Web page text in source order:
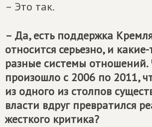
– Это так.
– Да, есть поддержка
относится серьезно, и
разные системы отношений.
произошло с 2006 по 2011,
из одного из столпов
власти вдруг превратился
жесткого критика?